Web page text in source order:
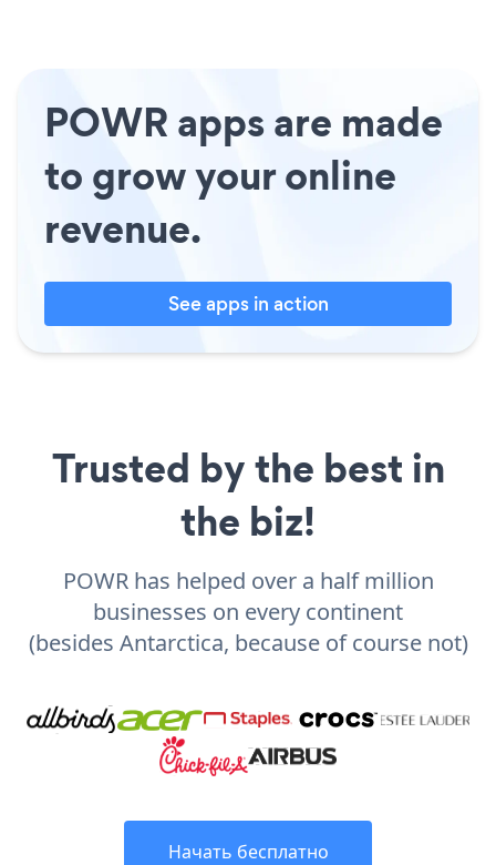
POWR apps are made
to grow your online
revenue.
See apps in action
Trusted by the best in
the biz!
POWR has helped over a half million
businesses on every continent
(besides Antarctica, because of course not)
Начать бесплатно